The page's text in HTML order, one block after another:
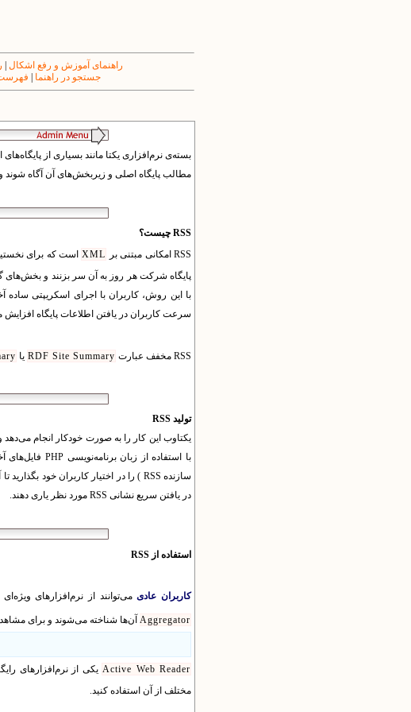
راهنمای آموزش و رفع اشکال
جستجو در راهنما
فهرست
مطالب پایگاه اصلی و زیربخش‌های آن آگاه شوند و
RSS چیست؟
RSS امکانی مبتنی بر
XML
پایگاه شرکت هر روز به آن سر بزنند و بخش‌های
با این روش، کاربران با اجرای اسکریپتی ساده
سرعت کاربران در یافتن اطلاعات پایگاه افزایش
RSS مخفف عبارت RDF Site Summary یا
تولید RSS
در یافتن سریع نشانی RSS مورد نظر یاری دهند.
استفاده از RSS
کاربران عادیمی‌توانند از نرم‌افزارهای
Aggregator آن‌ها شناخته می‌شوند و برای
Active Web Reader یکی از نرم‌افزارهای
مختلف از آن استفاده کنید.